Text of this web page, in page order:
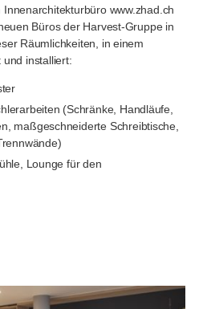
www.zhad.ch
Büros der Harvest-Gruppe in
Räumlichkeiten, in einem
installiert:
(Schränke, Handläufe,
maßgeschneiderte Schreibtische,
Lounge für den